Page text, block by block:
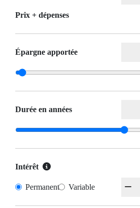
Prix ​​+ dépenses
Épargne apportée
Durée en années
Intérêt
Permanent Variable